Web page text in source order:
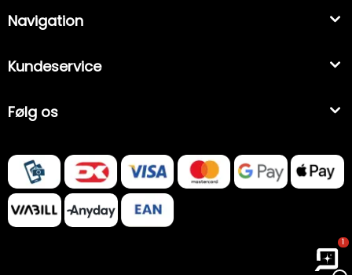
Navigation
Kundeservice
Følg os
1